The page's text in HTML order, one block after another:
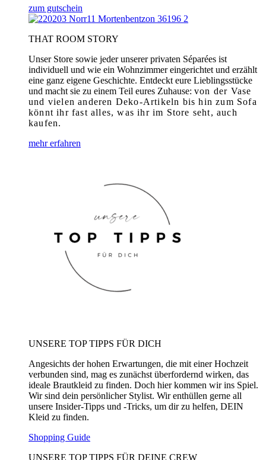
zum gutschein
THAT ROOM STORY
Unser Store sowie jeder unserer privaten Séparées ist
individuell und wie ein Wohnzimmer eingerichtet und erzählt
eine ganz eigene Geschichte. Entdeckt eure Lieblingsstücke
und macht sie zu einem Teil eures Zuhause: von der Vase
und vielen anderen Deko-Artikeln bis hin zum Sofa
könnt ihr fast alles, was ihr im Store seht, auch
kaufen.
mehr erfahren
UNSERE TOP TIPPS FÜR DICH
Angesichts der hohen Erwartungen, die mit einer Hochzeit
verbunden sind, mag es zunächst überfordernd wirken, das
ideale Brautkleid zu finden. Doch hier kommen wir ins Spiel.
Wir sind dein persönlicher Stylist. Wir enthüllen gerne all
unsere Insider-Tipps und -Tricks, um dir zu helfen, DEIN
Kleid zu finden.
Shopping Guide
UNSERE TOP TIPPS FÜR DEINE CREW